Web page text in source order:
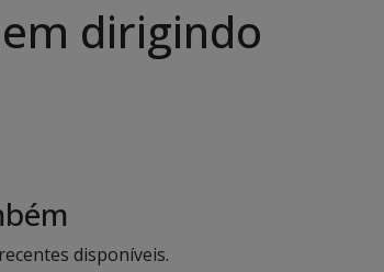
dirigindo
disponíveis.